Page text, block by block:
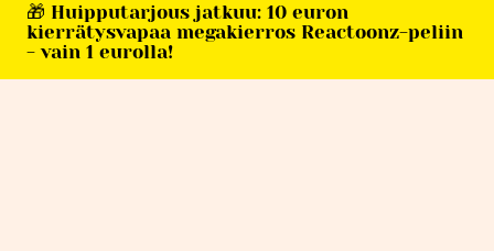
🎁 Huipputarjous jatkuu: 10 euron
kierrätysvapaa megakierros Reactoonz-peliin
- vain 1 eurolla!